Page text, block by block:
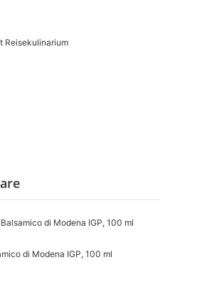
Reisekulinarium
di Modena IGP, 100 ml
di Modena IGP, 100 ml